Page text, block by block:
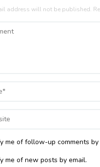
address will not be published.
me of follow-up comments by
me of new posts by email.